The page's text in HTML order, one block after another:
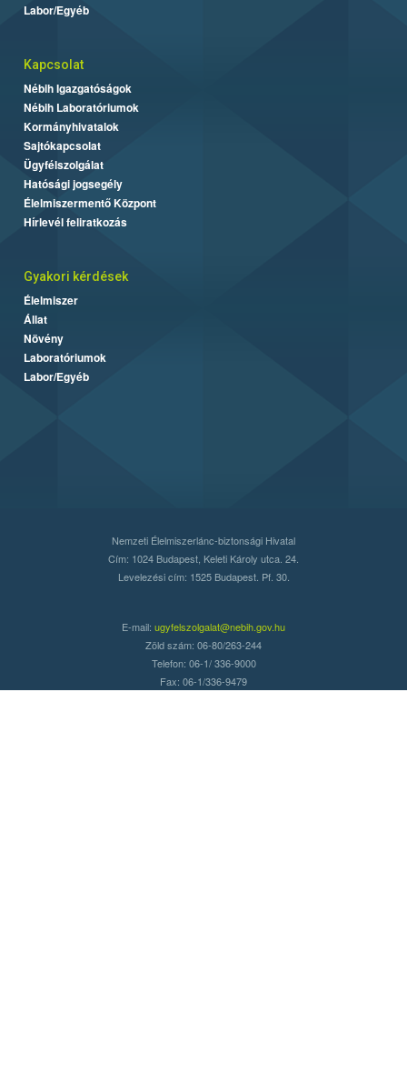
Labor/Egyéb
Kapcsolat
Nébih Igazgatóságok
Nébih Laboratóriumok
Kormányhivatalok
Sajtókapcsolat
Ügyfélszolgálat
Hatósági jogsegély
Élelmiszermentő Központ
Hírlevél feliratkozás
Gyakori kérdések
Élelmiszer
Állat
Növény
Laboratóriumok
Labor/Egyéb
Nemzeti Élelmiszerlánc-biztonsági Hivatal
Cím: 1024 Budapest, Keleti Károly utca. 24.
Levelezési cím: 1525 Budapest. Pf. 30.
E-mail: ugyfelszolgalat@nebih.gov.hu
Zöld szám: 06-80/263-244
Telefon: 06-1/ 336-9000
Fax: 06-1/336-9479